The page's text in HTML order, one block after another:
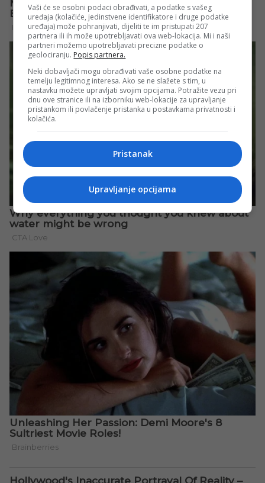
Vaši će se osobni podaci obrađivati, a podatke s vašeg
uređaja (kolačiće, jedinstvene identifikatore i druge podatke
uređaja) može pohranjivati, dijeliti te im pristupati 207
partnera ili ih može upotrebljavati ova web-lokacija. Mi i naši
partneri možemo upotrebljavati precizne podatke o
geolociranju. Popis partnera.
Neki dobavljači mogu obrađivati vaše osobne podatke na
temelju legitimnog interesa. Ako se ne slažete s tim, u
nastavku možete upravljati svojim opcijama. Potražite vezu pri
dnu ove stranice ili na izborniku web-lokacije za upravljanje
pristankom ili povlačenje pristanka u postavkama privatnosti i
kolačića.
Pristanak
Upravljanje opcijama